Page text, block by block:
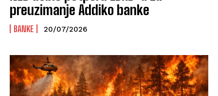
preuzimanje Addiko banke
BANKE 20/07/2026